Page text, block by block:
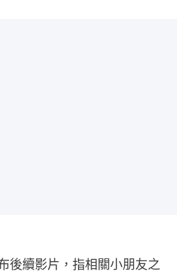
後續影片，指相關小朋友之